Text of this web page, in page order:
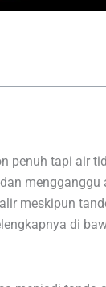
penuh tapi air
mengganggu
meskipun
di